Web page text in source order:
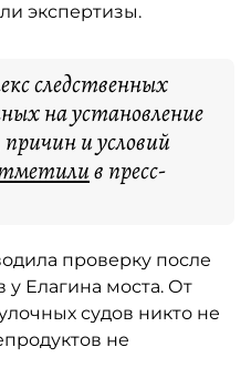
экспертизы.
следственных
на установление
и условий
в пресс-
проверку после
у Елагина моста. От
судов никто не
не